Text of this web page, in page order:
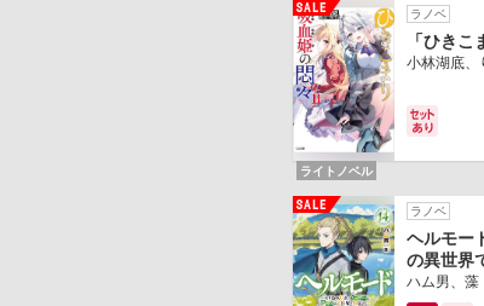
ラノベ
「ひき
小林湖底、
ライトノベル
ラノベ
ヘルモー
の異世界
ハム男、藻